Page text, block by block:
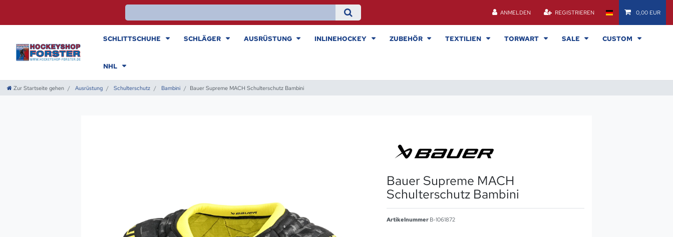
ANMELDEN REGISTRIEREN 0,00 EUR
SCHLITTSCHUHE SCHLÄGER AUSRÜSTUNG INLINEHOCKEY ZUBEHÖR TEXTILIEN TORWART SALE CUSTOM
NHL
Zur Startseite gehen Ausrüstung Schulterschutz Bambini Bauer Supreme MACH Schulterschutz Bambini
Bauer Supreme MACH
Schulterschutz Bambini
Artikelnummer B-1061872